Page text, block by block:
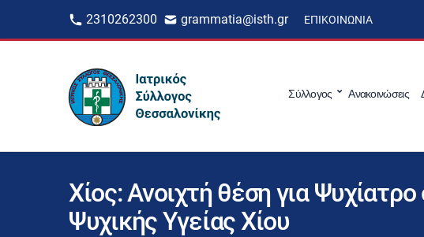
2310262300 grammatia@isth.gr ΕΠΙΚΟΙΝΩΝΊΑ
Σύλλογος Ανακοινώσεις
Χίος: Ανοιχτή θέση για
Ψυχικής Υγείας Χίου